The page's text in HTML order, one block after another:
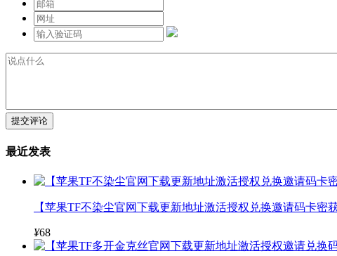
提交评论
最近发表
【苹果TF不染尘官网下载更新地址激活授权兑换邀请码卡
¥68